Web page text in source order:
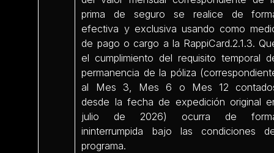
prima de seguro se realice de
efectiva y exclusiva usando como
de pago o cargo a la RappiCard.2.1.3.
el cumplimiento del requisito temporal
permanencia de la póliza
al Mes 3, Mes 6 o Mes 12
desde la fecha de expedición original
julio de 2026) ocurra de
ininterrumpida bajo las condiciones
programa.